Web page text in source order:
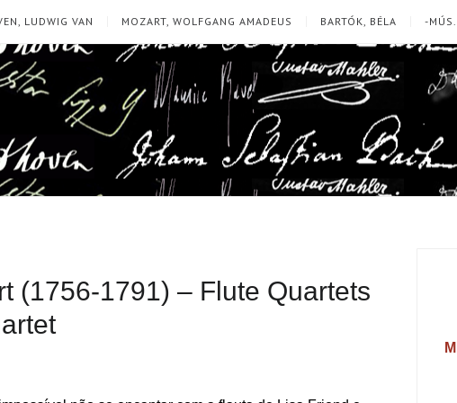
LUDWIG VAN MOZART, WOLFGANG AMADEUS BARTÓK, BÉLA -
(1756-1791) – Flute Quartets